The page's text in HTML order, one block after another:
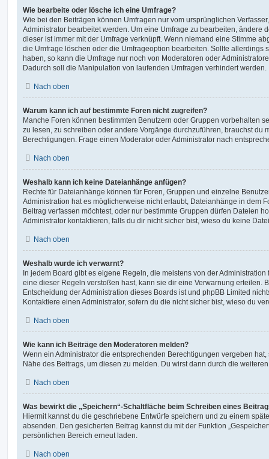
Wie bearbeite oder lösche ich eine Umfrage?
Wie bei den Beiträgen können Umfragen nur vom ursprünglichen
Administrator bearbeitet werden. Um eine Umfrage zu bearbeiten, ändere
dieser ist immer mit der Umfrage verknüpft. Wenn niemand eine Stimme
die Umfrage löschen oder die Umfrageoption bearbeiten. Sollte allerdings
haben, so kann die Umfrage nur noch von Moderatoren oder
Dadurch soll die Manipulation von laufenden Umfragen verhindert werden.
Nach oben
Warum kann ich auf bestimmte Foren nicht zugreifen?
Manche Foren können bestimmten Benutzern oder Gruppen vorbehalten
zu lesen, zu schreiben oder andere Vorgänge durchzuführen, brauchst du
Berechtigungen. Frage einen Moderator oder Administrator nach
Nach oben
Weshalb kann ich keine Dateianhänge anfügen?
Rechte für Dateianhänge können für Foren, Gruppen und einzelne
Administration hat es möglicherweise nicht erlaubt, Dateianhänge in dem
Beitrag verfassen möchtest, oder nur bestimmte Gruppen dürfen Dateien
Administrator kontaktieren, falls du dir nicht sicher bist, wieso du keine
Nach oben
Weshalb wurde ich verwarnt?
In jedem Board gibt es eigene Regeln, die meistens von der
eine dieser Regeln verstoßen hast, kann sie dir eine Verwarnung erteilen.
Entscheidung der Administration dieses Boards ist und phpBB Limited
Kontaktiere einen Administrator, sofern du die nicht sicher bist, wieso du
Nach oben
Wie kann ich Beiträge den Moderatoren melden?
Wenn ein Administrator die entsprechenden Berechtigungen vergeben
Nähe des Beitrags, um diesen zu melden. Du wirst dann durch die
Nach oben
Was bewirkt die „Speichern“-Schaltfläche beim Schreiben eines
Hiermit kannst du die geschriebene Entwürfe speichern und zu einem
absenden. Den gesicherten Beitrag kannst du mit der Funktion
persönlichen Bereich erneut laden.
Nach oben